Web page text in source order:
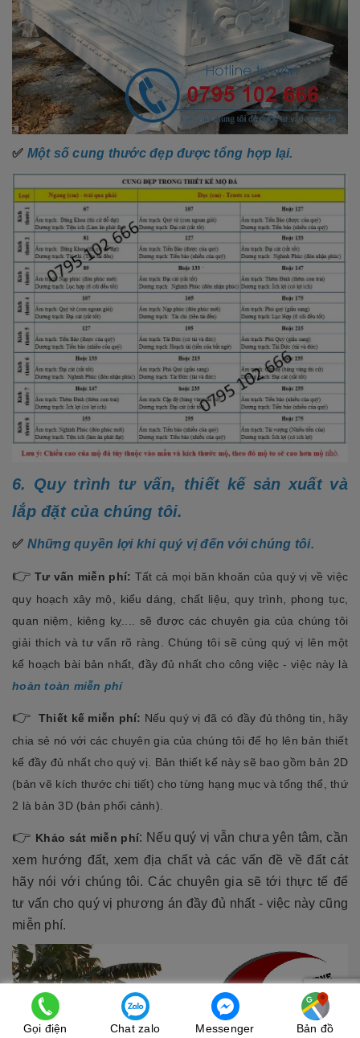
✅ Một số cung thước đẹp được tổng hợp lại.
6. Quy trình tư vấn, thiết kế sản xuất và
lắp đặt của chúng tôi.
✅ Những quyền lợi khi quý vị đến với chúng tôi.
👉 Tư vấn miễn phí: Tất cả mọi băn khoăn của quý vị về việc
quy hoạch xây mộ, kiểu dáng, chất liệu, quy trình, phong tục,
quan niệm, kiêng kỵ.... sẽ được các chuyên gia của chúng tôi
giải thích và tư vấn rõ ràng. Chúng tôi sẽ cùng quý vị lên một
kế hoạch bài bản nhất, đầy đủ nhất cho công việc - việc này là
hoàn toàn miễn phí
👉 Thiết kế miễn phí: Nếu quý vị đã có đầy đủ thông tin, hãy
chia sẻ nó với các chuyên gia của chúng tôi để họ lên bản thiết
kế đầy đủ nhất cho quý vị. Bản thiết kế này sẽ bao gồm bản 2D
(bản vẽ kích thước chi tiết) cho từng hạng mục và tổng thể, thứ
2 là bản 3D (bản phối cảnh).
👉 Khảo sát miễn phí: Nếu quý vị vẫn chưa yên tâm, cần
xem hướng đất, xem địa chất và các vấn đề về đất cát
hãy nói với chúng tôi. Các chuyên gia sẽ tới thực tế để
tư vấn cho quý vị phương án đầy đủ nhất - việc này cũng
miễn phí.
Gọi điện Chat zalo Messenger Bản đồ